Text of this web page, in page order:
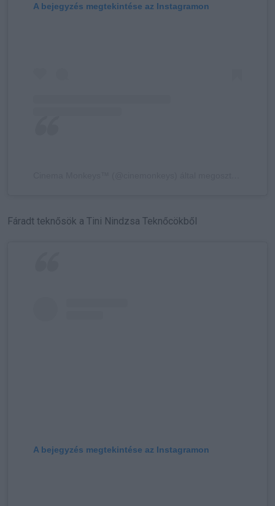
A bejegyzés megtekintése az Instagramon
Fáradt teknősök a Tini Nindzsa Teknőcökből
A bejegyzés megtekintése az Instagramon